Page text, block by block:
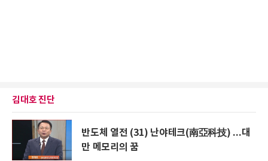
김대호 진단
반도체 열전 (31) 난야테크(南亞科技) ...대
만 메모리의 꿈